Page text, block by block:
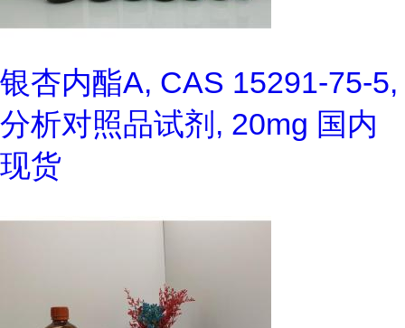
银杏内酯A, CAS 15291-75-5,
分析对照品试剂, 20mg 国内
现货